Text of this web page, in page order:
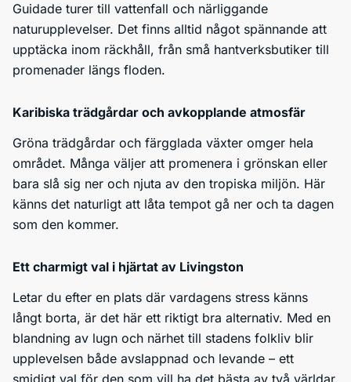
Guidade turer till vattenfall och närliggande
naturupplevelser. Det finns alltid något spännande att
upptäcka inom räckhåll, från små hantverksbutiker till
promenader längs floden.
Karibiska trädgårdar och avkopplande atmosfär
Gröna trädgårdar och färgglada växter omger hela
området. Många väljer att promenera i grönskan eller
bara slå sig ner och njuta av den tropiska miljön. Här
känns det naturligt att låta tempot gå ner och ta dagen
som den kommer.
Ett charmigt val i hjärtat av Livingston
Letar du efter en plats där vardagens stress känns
långt borta, är det här ett riktigt bra alternativ. Med en
blandning av lugn och närhet till stadens folkliv blir
upplevelsen både avslappnad och levande – ett
smidigt val för den som vill ha det bästa av två världar.